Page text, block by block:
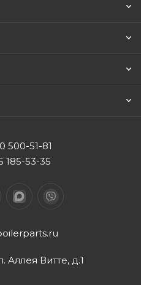
500-51-81
185-53-35
Аллея Витте, д.1